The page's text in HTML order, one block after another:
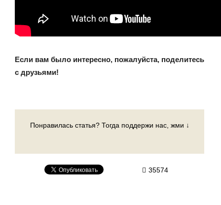
Если вам было интересно, пожалуйста, поделитесь
с друзьями!
Понравилась статья? Тогда поддержи нас, жми ↓
35574